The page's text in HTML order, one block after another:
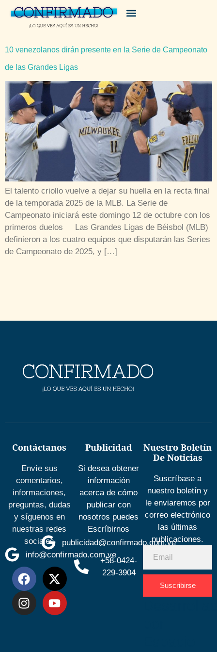
10 venezolanos dirán presente en la Serie de Campeonato
de las Grandes Ligas
El talento criollo vuelve a dejar su huella en la recta final
de la temporada 2025 de la MLB. La Serie de
Campeonato iniciará este domingo 12 de octubre con los
primeros duelos Las Grandes Ligas de Béisbol (MLB)
definieron a los cuatro equipos que disputarán las Series
de Campeonato de 2025, y […]
Contáctanos
Envíe sus
comentarios,
informaciones,
preguntas, dudas
y síguenos en
nuestras redes
sociales
info@confirmado.com.ve
Publicidad
Si desea obtener
información
acerca de cómo
publicar con
nosotros puedes
Escríbirnos
publicidad@confirmado.com.ve
+58-0424-
229-3904
Nuestro Boletín
De Noticias
Suscríbase a
nuestro boletín y
le enviaremos por
correo electrónico
las últimas
publicaciones.
Suscribirse